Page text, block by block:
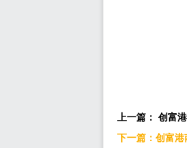
上一篇： 创富
下一篇：创富港